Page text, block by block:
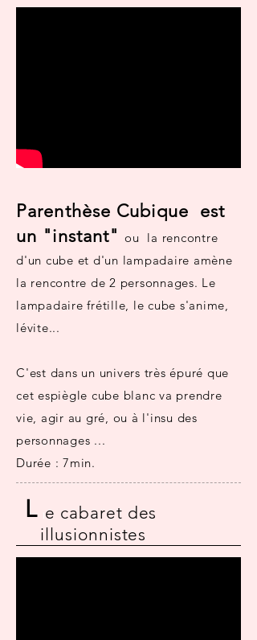
e cabaret des
illusionnistes
Parenthèse Cubique est
un "instant" ou la rencontre
d'un cube et d'un lampadaire amène
la rencontre de 2 personnages. Le
lampadaire frétille, le cube s'anime,
lévite...
C'est dans un univers très épuré que
cet espiègle cube blanc va prendre
vie, agir au gré, ou à l'insu des
personnages ...
Durée : 7min.
L